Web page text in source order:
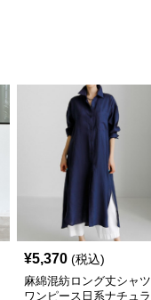
¥5,370 (税込)
麻綿混紡ロング丈シャツ
ワンピース日系ナチュラ